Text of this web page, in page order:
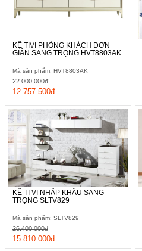
KỆ TIVI PHÒNG KHÁCH ĐƠN
GIẢN SANG TRỌNG HVT8803AK
Mã sản phẩm: HVT8803AK
12.757.500đ
22.000.000đ
KỆ TI VI NHẬP KHẨU SANG
TRỌNG SLTV829
Mã sản phẩm: SLTV829
15.810.000đ
26.400.000đ